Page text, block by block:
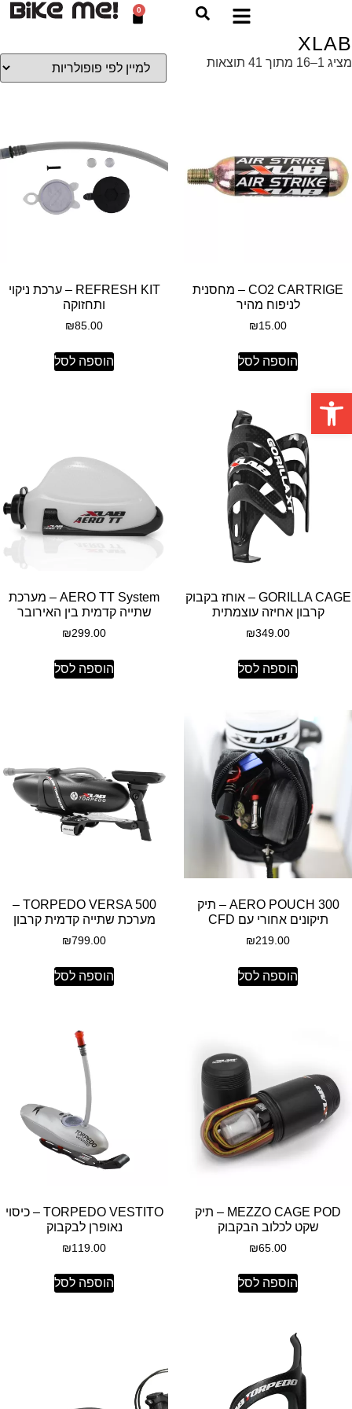
פתח סרגל נגישות
0
XLAB
מציג 1–16 מתוך 41 תוצאות
CO2 CARTRIGE – מחסנית
לניפוח מהיר
₪15.00
הוספה לסל
REFRESH KIT – ערכת ניקוי
ותחזוקה
₪85.00
הוספה לסל
GORILLA CAGE – אוחז בקבוק
קרבון אחיזה עוצמתית
₪349.00
הוספה לסל
AERO TT System – מערכת
שתייה קדמית בין האירובר
₪299.00
הוספה לסל
AERO POUCH 300 – תיק
תיקונים אחורי עם CFD
₪219.00
הוספה לסל
TORPEDO VERSA 500 –
מערכת שתייה קדמית קרבון
₪799.00
הוספה לסל
MEZZO CAGE POD – תיק
שקט לכלוב הבקבוק
₪65.00
הוספה לסל
TORPEDO VESTITO – כיסוי
נאופרן לבקבוק
₪119.00
הוספה לסל